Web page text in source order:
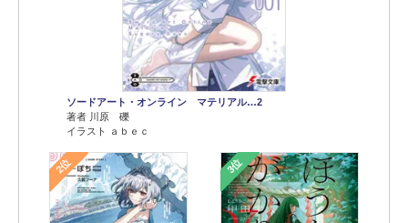
ソードアート・オンライン マテリアル…2
著者 川原 礫
イラスト ａｂｅｃ
2位 3位